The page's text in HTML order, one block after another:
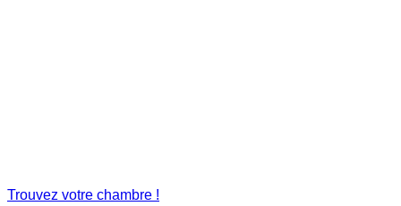
Trouvez votre chambre !